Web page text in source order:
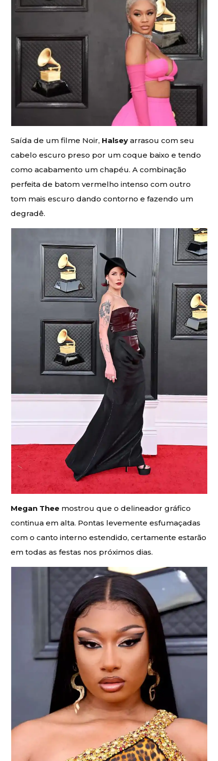
Saída de um filme Noir, Halsey arrasou com seu
cabelo escuro preso por um coque baixo e tendo
como acabamento um chapéu. A combinação
perfeita de batom vermelho intenso com outro
tom mais escuro dando contorno e fazendo um
degradê.
Megan Thee mostrou que o delineador gráfico
continua em alta. Pontas levemente esfumaçadas
com o canto interno estendido, certamente estarão
em todas as festas nos próximos dias.